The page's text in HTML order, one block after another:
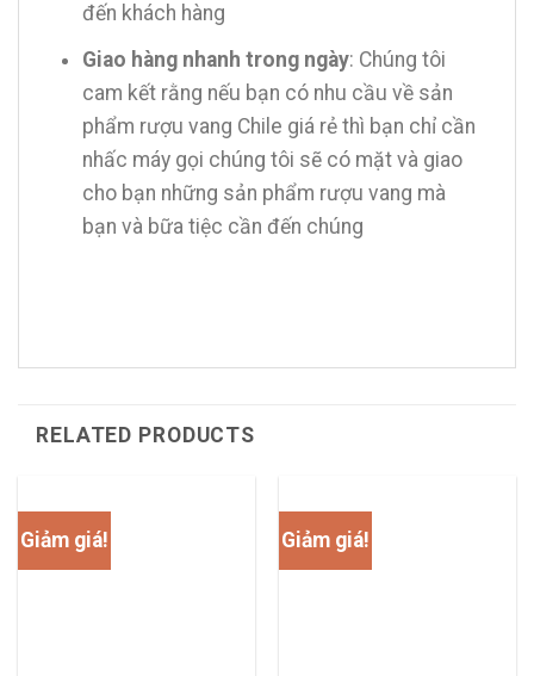
đến khách hàng
Giao hàng nhanh trong ngày: Chúng tôi
cam kết rằng nếu bạn có nhu cầu về sản
phẩm rượu vang Chile giá rẻ thì bạn chỉ cần
nhấc máy gọi chúng tôi sẽ có mặt và giao
cho bạn những sản phẩm rượu vang mà
bạn và bữa tiệc cần đến chúng
RELATED PRODUCTS
Giảm giá! Giảm giá!